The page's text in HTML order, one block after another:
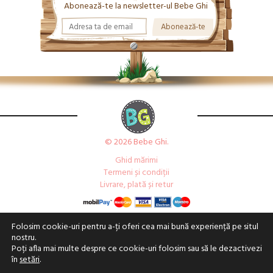
Abonează-te la newsletter-ul Bebe Ghi
© 2026 Bebe Ghi.
Ghid mărimi
Termeni și condiții
Livrare, plată și retur
Folosim cookie-uri pentru a-ți oferi cea mai bună experiență pe situl
nostru.
Poți afla mai multe despre ce cookie-uri folosim sau să le dezactivezi
însetări.